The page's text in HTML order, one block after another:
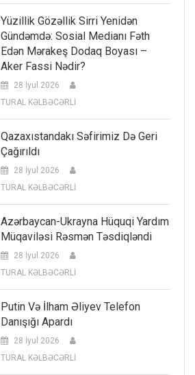
Yüzillik Gözəllik Sirri Yenidən
Gündəmdə: Sosial Medianı Fəth
Edən Mərakeş Dodaq Boyası –
Aker Fassi Nədir?
28 İyul 2026
TURAL KƏLBƏCƏRLİ
Qazaxıstandakı Səfirimiz Də Geri
Çağırıldı
28 İyul 2026
TURAL KƏLBƏCƏRLİ
Azərbaycan-Ukrayna Hüquqi Yardım
Müqaviləsi Rəsmən Təsdiqləndi
28 İyul 2026
TURAL KƏLBƏCƏRLİ
Putin Və İlham Əliyev Telefon
Danışığı Apardı
28 İyul 2026
TURAL KƏLBƏCƏRLİ